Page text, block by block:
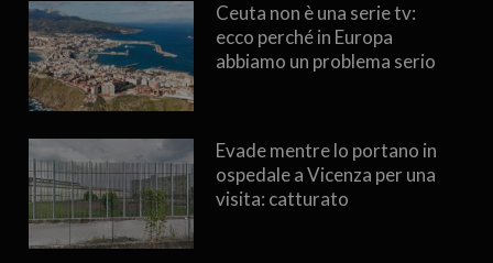
Ceuta non è una serie tv:
ecco perché in Europa
abbiamo un problema serio
Evade mentre lo portano in
ospedale a Vicenza per una
visita: catturato